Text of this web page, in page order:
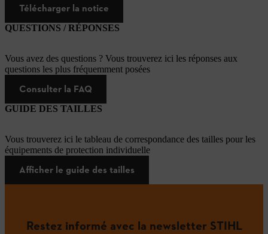
Télécharger la notice
QUESTIONS / RÉPONSES
Vous avez des questions ? Vous trouverez ici les réponses aux
questions les plus fréquemment posées
Consulter la FAQ
GUIDE DES TAILLES
Vous trouverez ici le tableau de correspondance des tailles pour les
équipements de protection individuelle
Afficher le guide des tailles
Restez informé avec la newsletter STIHL